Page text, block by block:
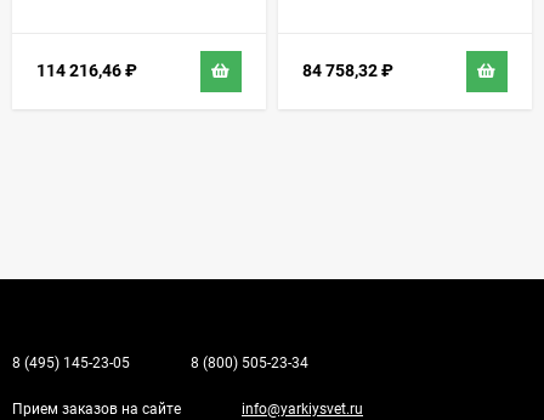
114 216,46₽ 84 758,32₽
8 (495) 145-23-05 8 (800) 505-23-34
Прием заказов на сайте
info@yarkiysvet.ru